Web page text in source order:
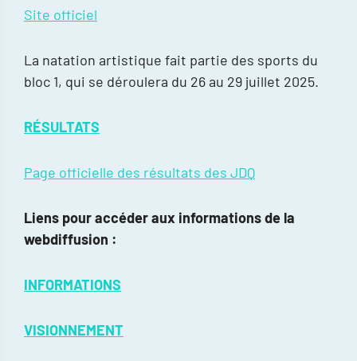
Site officiel
La natation artistique fait partie des sports du
bloc 1, qui se déroulera du 26 au 29 juillet 2025.
RÉSULTATS
Page officielle des résultats des JDQ
Liens pour accéder aux informations de la
webdiffusion :
INFORMATIONS
VISIONNEMENT